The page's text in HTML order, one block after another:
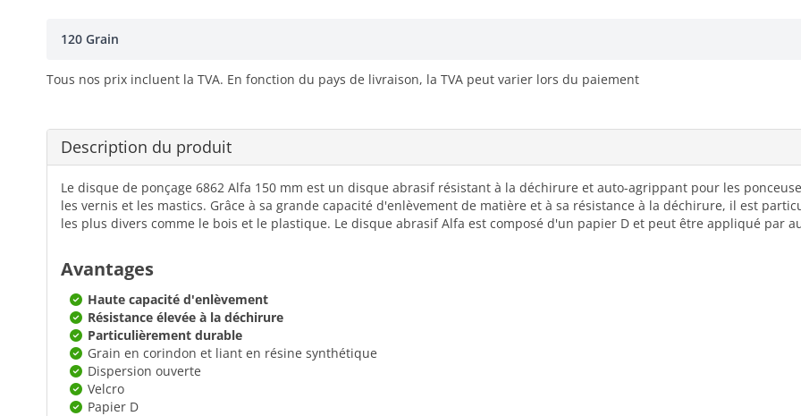
120 Grain
Tous nos prix incluent la TVA. En fonction du pays de livraison, la TVA peut varier lors du paiement
Description du produit
Le disque de ponçage 6862 Alfa 150 mm est un disque abrasif résistant à la déchirure et auto-agrippant pour les
les vernis et les mastics. Grâce à sa grande capacité d'enlèvement de matière et à sa résistance à la déchirure, il est
les plus divers comme le bois et le plastique. Le disque abrasif Alfa est composé d'un papier D et peut être appliqué par
Avantages
Haute capacité d'enlèvement
Résistance élevée à la déchirure
Particulièrement durable
Grain en corindon et liant en résine synthétique
Dispersion ouverte
Velcro
Papier D